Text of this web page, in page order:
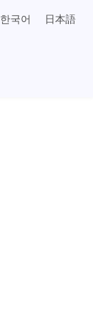
한국어 日本語